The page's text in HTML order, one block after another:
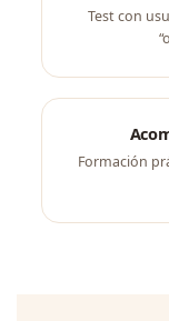
Test con
Formación